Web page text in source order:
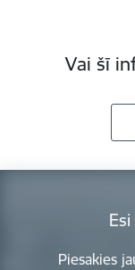
Vai šī
Piesakies